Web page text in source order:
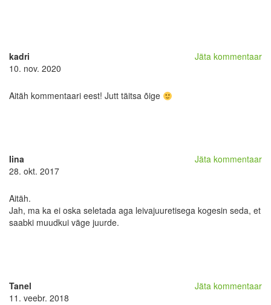
Jäta kommentaar
kadri
10. nov. 2020
Aitäh kommentaari eest! Jutt täitsa õige
Jäta kommentaar
Iina
28. okt. 2017
Aitäh.
Jah, ma ka ei oska seletada aga leivajuuretisega kogesin seda, et
saabki muudkui väge juurde.
Jäta kommentaar
Tanel
11. veebr. 2018